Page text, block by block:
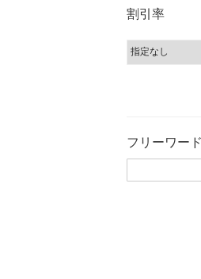
割引率
フリーワード